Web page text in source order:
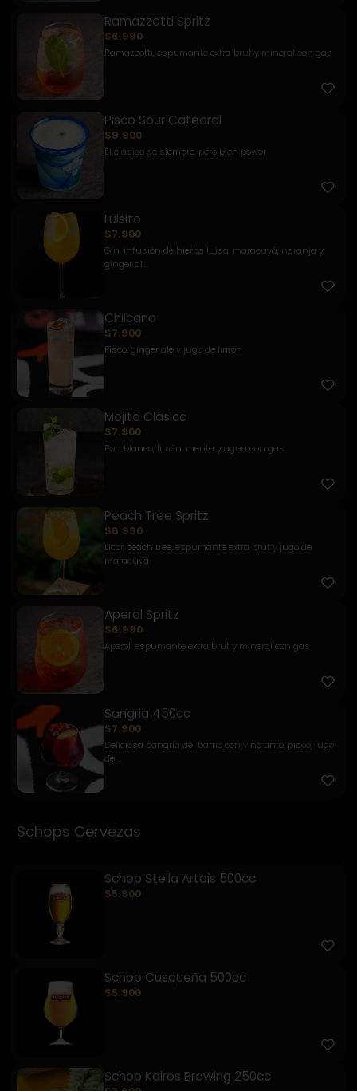
Ramazzotti Spritz
$6.990
Ramazzotti, espumante extra brut y mineral con gas
Pisco Sour Catedral
$9.900
El clásico de siempre, pero bien power
Luisito
$7.900
Gin, infusión de hierba luisa, maracuyá, naranja y
ginger al...
Chilcano
$7.900
Pisco, ginger ale y jugo de limón
Mojito Clásico
$7.900
Ron blanco, limón, menta y agua con gas
Peach Tree Spritz
$6.990
Licor peach tree, espumante extra brut y jugo de
maracuyá
Aperol Spritz
$6.990
Aperol, espumante extra brut y mineral con gas
Sangria 450cc
$7.900
Deliciosa sangría del barrio con vino tinto, pisco, jugo
de ...
Schops Cervezas
Schop Stella Artois 500cc
$5.900
Schop Cusqueña 500cc
$5.900
Schop Kairos Brewing 250cc